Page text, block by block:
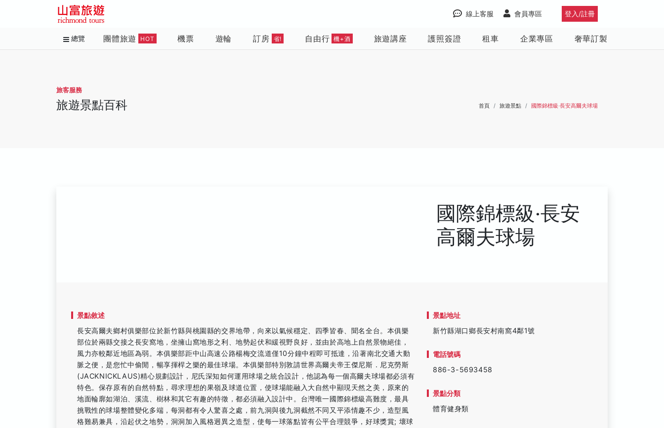
登入/註冊
會員專區
線上客服
總覽 團體旅遊 HOT 機票 遊輪 訂房 省! 自由行 機+酒 旅遊講座 護照簽證 租車 企業專區 奢華訂製
旅客服務
旅遊景點百科 首頁 旅遊景點 國際錦標級‧長安高爾夫球場
國際錦標級‧長安
高爾夫球場
景點敘述
長安高爾夫鄉村俱樂部位於新竹縣與桃園縣的交界地帶，向來以氣候穩定、四季皆春、聞名全台。本俱樂
部位於兩縣交接之長安窩地，坐擁山窩地形之利、地勢起伏和緩視野良好，並由於高地上自然景物絕佳，
風力亦較鄰近地區為弱。本俱樂部距中山高速公路楊梅交流道僅10分鐘中程即可抵達，沿著南北交通大動
脈之便，是您忙中偷閒，暢享揮桿之樂的最佳球場。本俱樂部特別敦請世界高爾夫帝王傑尼斯．尼克勞斯
(JACKNICKLAUS)精心規劃設計，尼氏深知如何運用球場之統合設計，他認為每一個高爾夫球場都必須有
特色。保存原有的自然特點，尋求理想的果嶺及球道位置，使球場能融入大自然中顯現天然之美，原來的
地面輪廓如湖泊、溪流、樹林和其它有趣的特徵，都必須融入設計中。台灣唯一國際錦標級高難度，最具
挑戰性的球場整體變化多端，每洞都有令人驚喜之處，前九洞與後九洞截然不同又平添情趣不少，造型風
格難易兼具，沿起伏之地勢，洞洞加入風格迥異之造型，使每一球落點皆有公平合理競爭，好球獎賞; 壞球
景點地址
新竹縣湖口鄉長安村南窩4鄰1號
電話號碼
886-3-5693458
景點分類
體育健身類